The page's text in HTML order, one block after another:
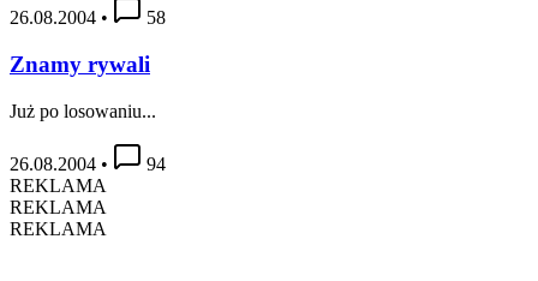
26.08.2004 • 58
Znamy rywali
Już po losowaniu...
26.08.2004 •
94
REKLAMA
REKLAMA
REKLAMA